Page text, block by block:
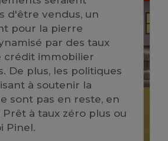
d'être vendus, un
pour la pierre
par des taux
crédit immobilier
De plus, les politiques
à soutenir la
sont pas en reste, en
à taux zéro plus ou
Pinel.